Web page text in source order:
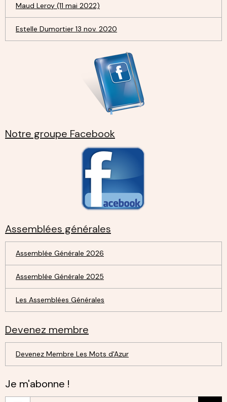
Maud Leroy (11 mai 2022)
Estelle Dumortier 13 nov. 2020
Notre groupe Facebook
Assemblées générales
Assemblée Générale 2026
Assemblée Générale 2025
Les Assemblées Générales
Devenez membre
Devenez Membre Les Mots d'Azur
Je m'abonne !